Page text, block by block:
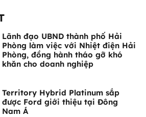
Lãnh đạo UBND thành phố Hải
Phòng làm việc với Nhiệt điện Hải
Phòng, đồng hành tháo gỡ khó
khăn cho doanh nghiệp
Territory Hybrid Platinum sắp
được Ford giới thiệu tại Đông
Nam Á